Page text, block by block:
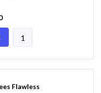
Flawless